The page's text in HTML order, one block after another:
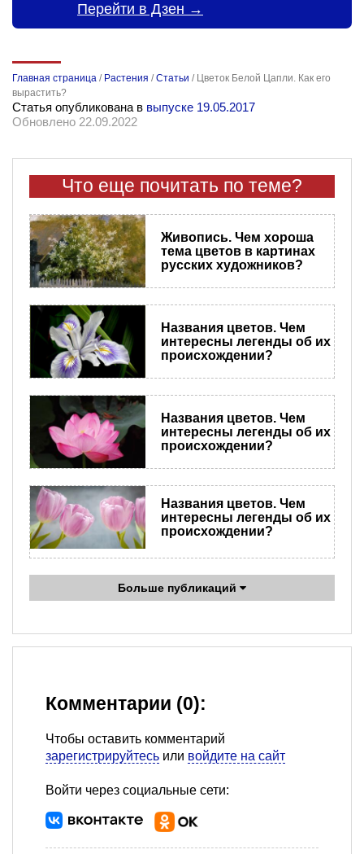
Перейти в Дзен →
Главная страница / Растения /Статьи / Цветок Белой Цапли. Как его
вырастить?
Статья опубликована в выпуске 19.05.2017
Обновлено 22.09.2022
Что еще почитать по теме?
Живопись. Чем хороша
тема цветов в картинах
русских художников?
Названия цветов. Чем
интересны легенды об их
происхождении?
Названия цветов. Чем
интересны легенды об их
происхождении?
Названия цветов. Чем
интересны легенды об их
происхождении?
Больше публикаций
Комментарии (0):
Чтобы оставить комментарий
зарегистрируйтесь или войдите на сайт
Войти через социальные сети: